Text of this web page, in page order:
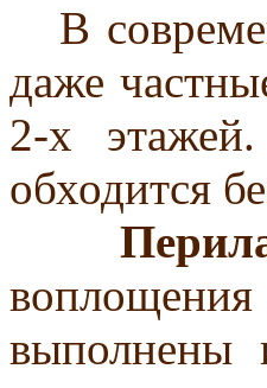
В
даже
2-х
обходится
выполнены